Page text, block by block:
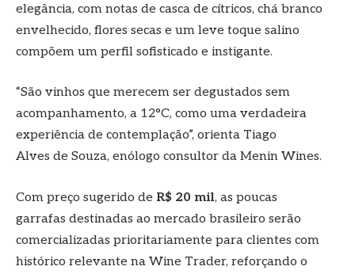
elegância, com notas de casca de cítricos, chá branco
envelhecido, flores secas e um leve toque salino
compõem um perfil sofisticado e instigante.
“São vinhos que merecem ser degustados sem
acompanhamento, a 12°C, como uma verdadeira
experiência de contemplação”, orienta Tiago
Alves de Souza, enólogo consultor da Menin Wines.
Com preço sugerido de R$ 20 mil, as poucas
garrafas destinadas ao mercado brasileiro serão
comercializadas prioritariamente para clientes com
histórico relevante na Wine Trader, reforçando o